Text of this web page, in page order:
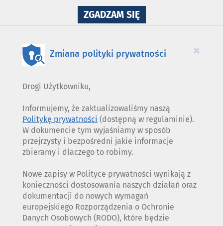
ZGADZAM SIĘNA
WYKORZYSTANIE
×
Zmiana polityki prywatności
Drogi Użytkowniku,
Informujemy, że zaktualizowaliśmy naszą
Politykę prywatności (dostępną w regulaminie).
W dokumencie tym wyjaśniamy w sposób
przejrzysty i bezpośredni jakie informacje
zbieramy i dlaczego to robimy.
Nowe zapisy w Polityce prywatności wynikają z
konieczności dostosowania naszych działań oraz
dokumentacji do nowych wymagań
europejskiego Rozporządzenia o Ochronie
Danych Osobowych (RODO), które będzie